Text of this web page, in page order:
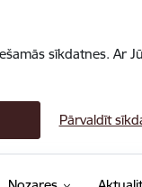
sīkdatnes. Ar
Pārvaldīt